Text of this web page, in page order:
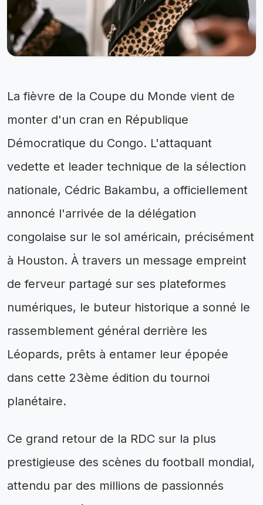
La fièvre de la Coupe du Monde vient de
monter d'un cran en République
Démocratique du Congo. L'attaquant
vedette et leader technique de la sélection
nationale, Cédric Bakambu, a officiellement
annoncé l'arrivée de la délégation
congolaise sur le sol américain, précisément
à Houston. À travers un message empreint
de ferveur partagé sur ses plateformes
numériques, le buteur historique a sonné le
rassemblement général derrière les
Léopards, prêts à entamer leur épopée
dans cette 23ème édition du tournoi
planétaire.
Ce grand retour de la RDC sur la plus
prestigieuse des scènes du football mondial,
attendu par des millions de passionnés